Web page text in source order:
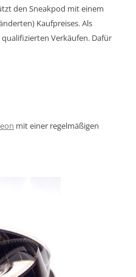
den Sneakpod mit einem
Kaufpreises. Als
Verkäufen. Dafür
mit einer regelmäßigen